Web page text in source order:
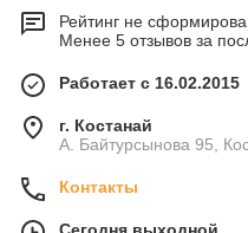
Рейтинг не
Менее 5 отзывов за
Работает с 16.02.2015
г. Костанай
А. Байтурсынова 95,
Контакты